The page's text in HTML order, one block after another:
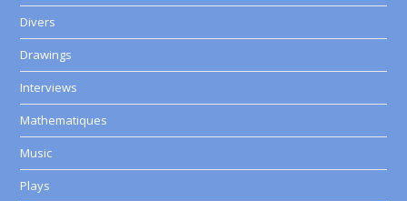
Divers
Drawings
Interviews
Mathematiques
Music
Plays